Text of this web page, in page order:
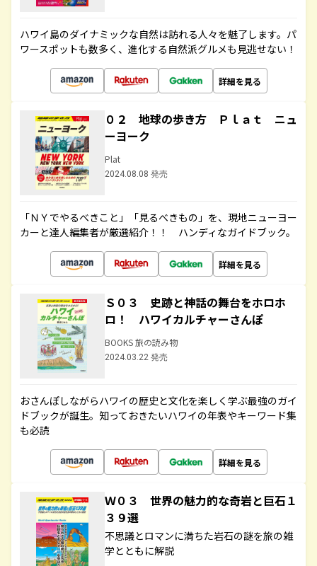
ハワイ島のダイナミックな自然は訪れる人々を魅了します。パ
ワースポットも数多く、進化する自然派グルメも見逃せない！
詳細を見る
０２ 地球の歩き方 Ｐｌａｔ ニュ
ーヨーク
Plat
2024.08.08 発売
「ＮＹでやるべきこと」「見るべきもの」を、現地ニューヨー
カーと達人編集者が厳選紹介！！ ハンディなガイドブック。
詳細を見る
Ｓ０３ 史跡と神話の舞台をホロホ
ロ！ ハワイカルチャーさんぽ
BOOKS 旅の読み物
2024.03.22 発売
おさんぽしながらハワイの歴史と文化を楽しく学ぶ最強のガイ
ドブックが誕生。知っておきたいハワイの年表やキーワード集
も必読
詳細を見る
Ｗ０３ 世界の魅力的な奇岩と巨石１
３９選
不思議とロマンに満ちた岩石の謎を旅の雑
学とともに解説